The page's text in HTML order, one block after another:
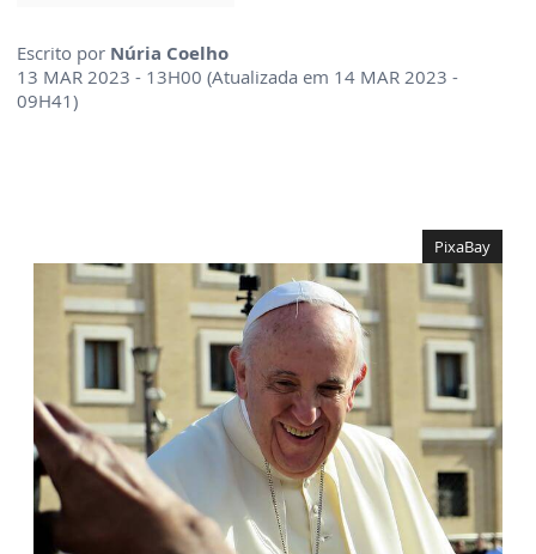
Escrito por Núria Coelho
13 MAR 2023 - 13H00 (Atualizada em 14 MAR 2023 -
09H41)
PixaBay